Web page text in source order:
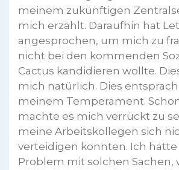
meinem zukünftigen
mich erzählt. Daraufhin hat
angesprochen, um mich zu
nicht bei den kommenden
Cactus kandidieren wollte.
mich natürlich. Dies
meinem Temperament.
machte es mich verrückt zu
meine Arbeitskollegen sich
verteidigen konnten. Ich
Problem mit solchen Sachen,